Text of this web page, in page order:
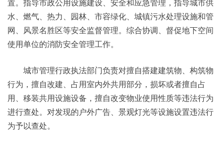
置。指导市政公用设施建设、安全和应急管理，指导城市供
水、燃气、热力、园林、市容绿化、城镇污水处理设施和管
网、风景名胜区等安全监督管理。综合协调、督促地下空间
使用单位的消防安全管理工作。
城市管理行政执法部门负责对擅自搭建建筑物、构筑物
行为，擅自改建、占用室内外共用部分，损坏或者擅自占
用、移装共用设施设备，擅自改变物业使用性质等违法行为
进行查处。对发现的户外广告、景观灯光等设施设置违法行
为予以查处。